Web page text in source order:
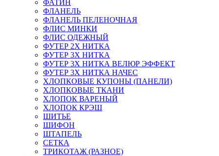
ФАТИН
ФЛАНЕЛЬ
ФЛАНЕЛЬ ПЕЛЕНОЧНАЯ
ФЛИС МИНКИ
ФЛИС ОДЕЖНЫЙ
ФУТЕР 2Х НИТКА
ФУТЕР 3Х НИТКА
ФУТЕР 3Х НИТКА ВЕЛЮР ЭФФЕКТ
ФУТЕР 3Х НИТКА НАЧЕС
ХЛОПКОВЫЕ КУПОНЫ (ПАНЕЛИ)
ХЛОПКОВЫЕ ТКАНИ
ХЛОПОК ВАРЕНЫЙ
ХЛОПОК КРЭШ
ШИТЬЕ
ШИФОН
ШТАПЕЛЬ
СЕТКА
ТРИКОТАЖ (РАЗНОЕ)